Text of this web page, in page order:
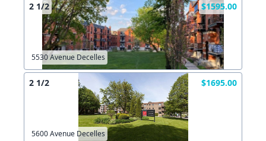
2 1/2 $1595.00
5530 Avenue Decelles
2 1/2 $1695.00
5600 Avenue Decelles